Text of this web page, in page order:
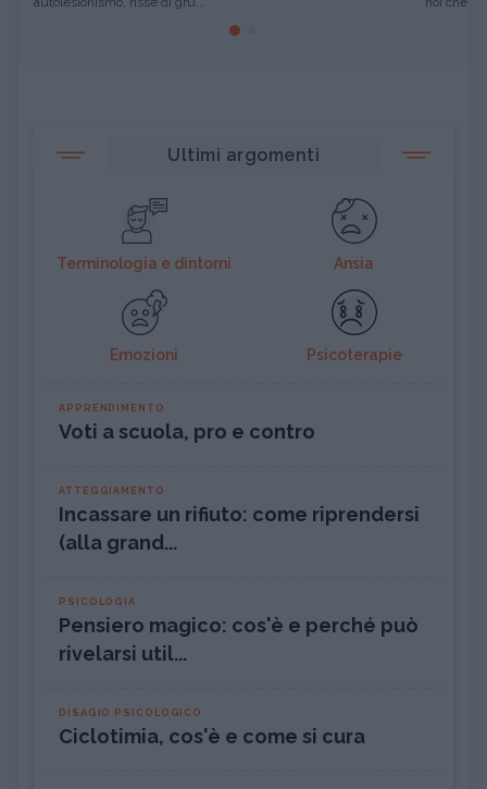
Ultimi argomenti
Terminologia e dintorni Ansia
Emozioni Psicoterapie
APPRENDIMENTO
Voti a scuola, pro e contro
ATTEGGIAMENTO
Incassare un rifiuto: come riprendersi
(alla grand...
PSICOLOGIA
Pensiero magico: cos'è e perché può
rivelarsi util...
DISAGIO PSICOLOGICO
Ciclotimia, cos'è e come si cura